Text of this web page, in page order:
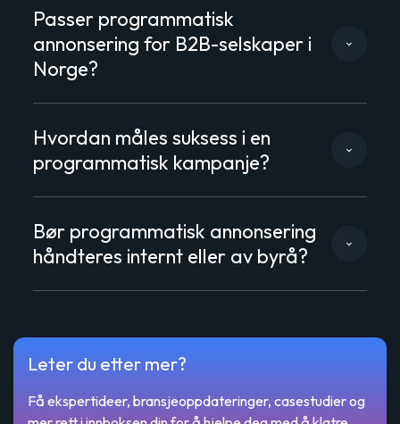
Passer programmatisk
annonsering for B2B-selskaper i
Norge?
Hvordan måles suksess i en
programmatisk kampanje?
Bør programmatisk annonsering
håndteres internt eller av byrå?
Leter du etter mer?
Få ekspertideer, bransjeoppdateringer, casestudier og